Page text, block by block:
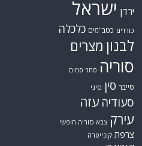
ירדן ישראל
כורדים כטב"מים כלכלה
לבנון מצרים
סוריה סחר סמים
סייבר סין סיני
סעודיה עזה
עירק צבא סוריה חופשי
צרפת קונייטרה